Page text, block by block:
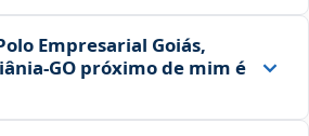
Empresarial Goiás,
próximo de mim é